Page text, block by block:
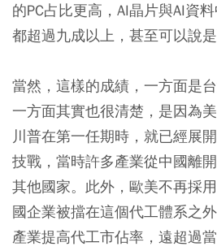
的PC占比更高，AI晶片與AI資
都超過九成以上，甚至可以說是
當然，這樣的成績，一方面是
一方面其實也很清楚，是因為
川普在第一任期時，就已經展
技戰，當時許多產業從中國離
其他國家。此外，歐美不再採
國企業被擋在這個代工體系之
產業提高代工市佔率，遠超過當